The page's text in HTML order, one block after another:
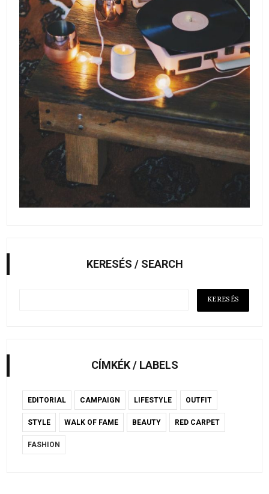
KERESÉS / SEARCH
CÍMKÉK / LABELS
EDITORIAL CAMPAIGN LIFESTYLE OUTFIT
STYLE WALK OF FAME BEAUTY RED CARPET
FASHION